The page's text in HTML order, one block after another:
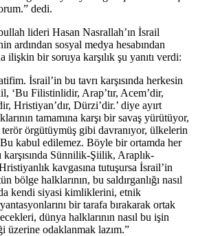
dedi.
lideri Hasan Nasrallah’ın İsrail
ardından sosyal medya hesabından
ilişkin bir soruya karşılık şu yanıtı verdi:
İsrail’in bu tavrı karşısında herkesin
‘Bu Filistinlidir, Arap’tır, Acem’dir,
Hristiyan’dır, Dürzi’dir.’ diye ayırt
tamamına karşı bir savaş yürütüyor,
örgütüymüş gibi davranıyor, ülkelerin
kabul edilemez. Böyle bir ortamda her
karşısında Sünnilik-Şiilik, Araplık-
kavgasına tutuşursa İsrail’in
bölge halklarının, bu saldırganlığı nasıl
kendi siyasi kimliklerini, etnik
bir tarafa bırakarak ortak
dünya halklarının nasıl bu işin
üzerine odaklanmak lazım.”